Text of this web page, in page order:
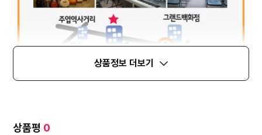
상품정보 더보기
상품평 0